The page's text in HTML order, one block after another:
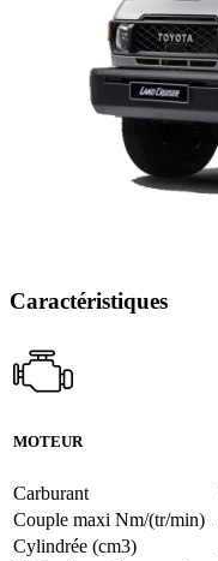
Caractéristiques
MOTEUR
Carburant
Couple maxi Nm/(tr/min)
Cylindrée (cm3)